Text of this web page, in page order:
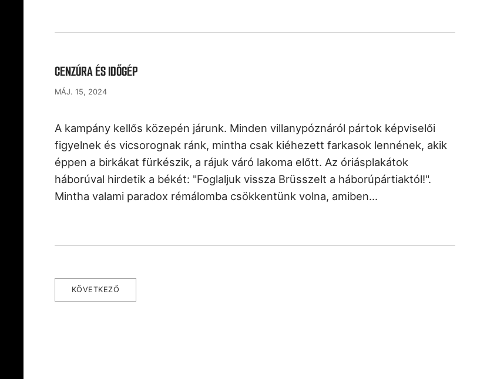
CENZÚRA ÉS IDŐGÉP
MÁJ. 15, 2024
A kampány kellős közepén járunk. Minden villanypóznáról pártok képviselői
figyelnek és vicsorognak ránk, mintha csak kiéhezett farkasok lennének, akik
éppen a birkákat fürkészik, a rájuk váró lakoma előtt. Az óriásplakátok
háborúval hirdetik a békét: "Foglaljuk vissza Brüsszelt a háborúpártiaktól!".
Mintha valami paradox rémálomba csökkentünk volna, amiben…
KÖVETKEZŐ